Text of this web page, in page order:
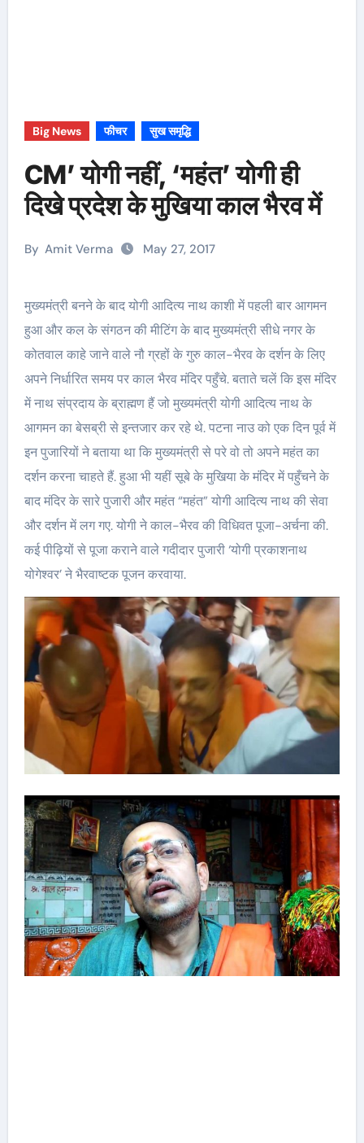
Big News फीचर सुख समृद्धि
CM’ योगी नहीं, ‘महंत’ योगी ही
दिखे प्रदेश के मुखिया काल भैरव में
By Amit Verma May 27, 2017
मुख्यमंत्री बनने के बाद योगी आदित्य नाथ काशी में पहली बार आगमन
हुआ और कल के संगठन की मीटिंग के बाद मुख्यमंत्री सीधे नगर के
कोतवाल काहे जाने वाले नौ ग्रहों के गुरु काल-भैरव के दर्शन के लिए
अपने निर्धारित समय पर काल भैरव मंदिर पहुँचे. बताते चलें कि इस मंदिर
में नाथ संप्रदाय के ब्राह्मण हैं जो मुख्यमंत्री योगी आदित्य नाथ के
आगमन का बेसब्री से इन्तजार कर रहे थे. पटना नाउ को एक दिन पूर्व में
इन पुजारियों ने बताया था कि मुख्यमंत्री से परे वो तो अपने महंत का
दर्शन करना चाहते हैं. हुआ भी यहीं सूबे के मुखिया के मंदिर में पहुँचने के
बाद मंदिर के सारे पुजारी और महंत “महंत” योगी आदित्य नाथ की सेवा
और दर्शन में लग गए. योगी ने काल-भैरव की विधिवत पूजा-अर्चना की.
कई पीढ़ियों से पूजा कराने वाले गदीदार पुजारी ‘योगी प्रकाशनाथ
योगेश्वर’ ने भैरवाष्टक पूजन करवाया.